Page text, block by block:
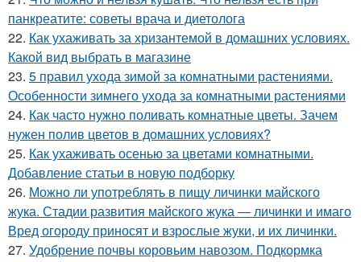
панкреатите: советы врача и диетолога
22. Как ухаживать за хризантемой в домашних условиях.
Какой вид выбрать в магазине
23. 5 правил ухода зимой за комнатными растениями.
Особенности зимнего ухода за комнатными растениями
24. Как часто нужно поливать комнатные цветы. Зачем
нужен полив цветов в домашних условиях?
25. Как ухаживать осенью за цветами комнатными.
Добавление статьи в новую подборку
26. Можно ли употреблять в пищу личинки майского
жука. Стадии развития майского жука — личинки и имаго
Вред огороду приносят и взрослые жуки, и их личинки.
27. Удобрение почвы коровьим навозом. Подкормка